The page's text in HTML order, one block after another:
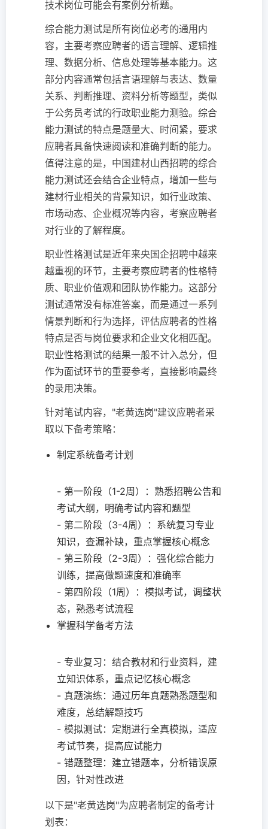
技术岗位可能会有案例分析题。
综合能力测试是所有岗位必考的通用内
容，主要考察应聘者的语言理解、逻辑推
理、数据分析、信息处理等基本能力。这
部分内容通常包括言语理解与表达、数量
关系、判断推理、资料分析等题型，类似
于公务员考试的行政职业能力测验。综合
能力测试的特点是题量大、时间紧，要求
应聘者具备快速阅读和准确判断的能力。
值得注意的是，中国建材山西招聘的综合
能力测试还会结合企业特点，增加一些与
建材行业相关的背景知识，如行业政策、
市场动态、企业概况等内容，考察应聘者
对行业的了解程度。
职业性格测试是近年来央国企招聘中越来
越重视的环节，主要考察应聘者的性格特
质、职业价值观和团队协作能力。这部分
测试通常没有标准答案，而是通过一系列
情景判断和行为选择，评估应聘者的性格
特点是否与岗位要求和企业文化相匹配。
职业性格测试的结果一般不计入总分，但
作为面试环节的重要参考，直接影响最终
的录用决策。
针对笔试内容，"老黄选岗"建议应聘者采
取以下备考策略：
制定系统备考计划
- 第一阶段（1-2周）：熟悉招聘公告和
考试大纲，明确考试内容和题型
- 第二阶段（3-4周）：系统复习专业
知识，查漏补缺，重点掌握核心概念
- 第三阶段（2-3周）：强化综合能力
训练，提高做题速度和准确率
- 第四阶段（1周）：模拟考试，调整状
态，熟悉考试流程
掌握科学备考方法
- 专业复习：结合教材和行业资料，建
立知识体系，重点记忆核心概念
- 真题演练：通过历年真题熟悉题型和
难度，总结解题技巧
- 模拟测试：定期进行全真模拟，适应
考试节奏，提高应试能力
- 错题整理：建立错题本，分析错误原
因，针对性改进
以下是"老黄选岗"为应聘者制定的备考计
划表：